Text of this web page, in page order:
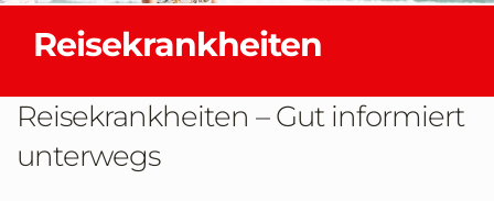
Reisekrankheiten
Reisekrankheiten – Gut informiert
unterwegs